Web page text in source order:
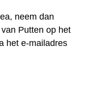
neem dan
Putten op het
het e-mailadres